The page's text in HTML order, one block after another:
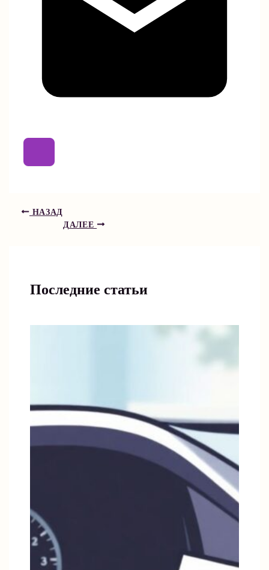
НАЗАД
ДАЛЕЕ
Последние статьи